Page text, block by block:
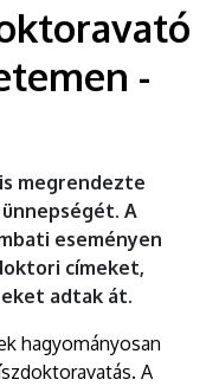
-
megrendezte
A
eseményen
címeket,
adtak át.
hagyományosan
A